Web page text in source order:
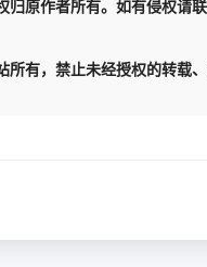
归原作者所有。如有侵权请
有，禁止未经授权的转载